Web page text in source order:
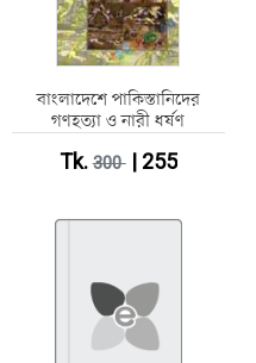
বাংলাদেশে পাকিস্তানিদের
গণহত্যা ও নারী ধর্ষণ
Tk.300| 255